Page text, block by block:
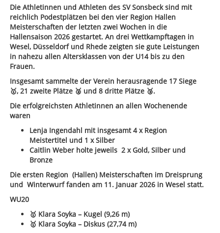
Die Athletinnen und Athleten des SV Sonsbeck sind mit
reichlich Podestplätzen bei den vier Region Hallen
Meisterschaften der letzten zwei Wochen in die
Hallensaison 2026 gestartet. An drei Wettkampftagen in
Wesel, Düsseldorf und Rhede zeigten sie gute Leistungen
in nahezu allen Altersklassen von der U14 bis zu den
Frauen.
Insgesamt sammelte der Verein herausragende 17 Siege
🥇, 21 zweite Plätze 🥈 und 8 dritte Plätze 🥉.
Die erfolgreichsten Athletinnen an allen Wochenende
waren
Lenja Ingendahl mit insgesamt 4 x Region
Meistertitel und 1 x Silber
Caitlin Weber holte jeweils 2 x Gold, Silber und
Bronze
Die ersten Region (Hallen) Meisterschaften im Dreisprung
und Winterwurf fanden am 11. Januar 2026 in Wesel statt.
WU20
🥇 Klara Soyka – Kugel (9,26 m)
🥇 Klara Soyka – Diskus (27,74 m)